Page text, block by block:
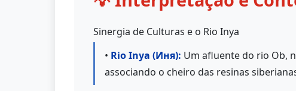
Sinergia de Culturas e o Rio Inya
• Rio Inya (Иня): Um afluente do rio Ob,
associando o cheiro das resinas